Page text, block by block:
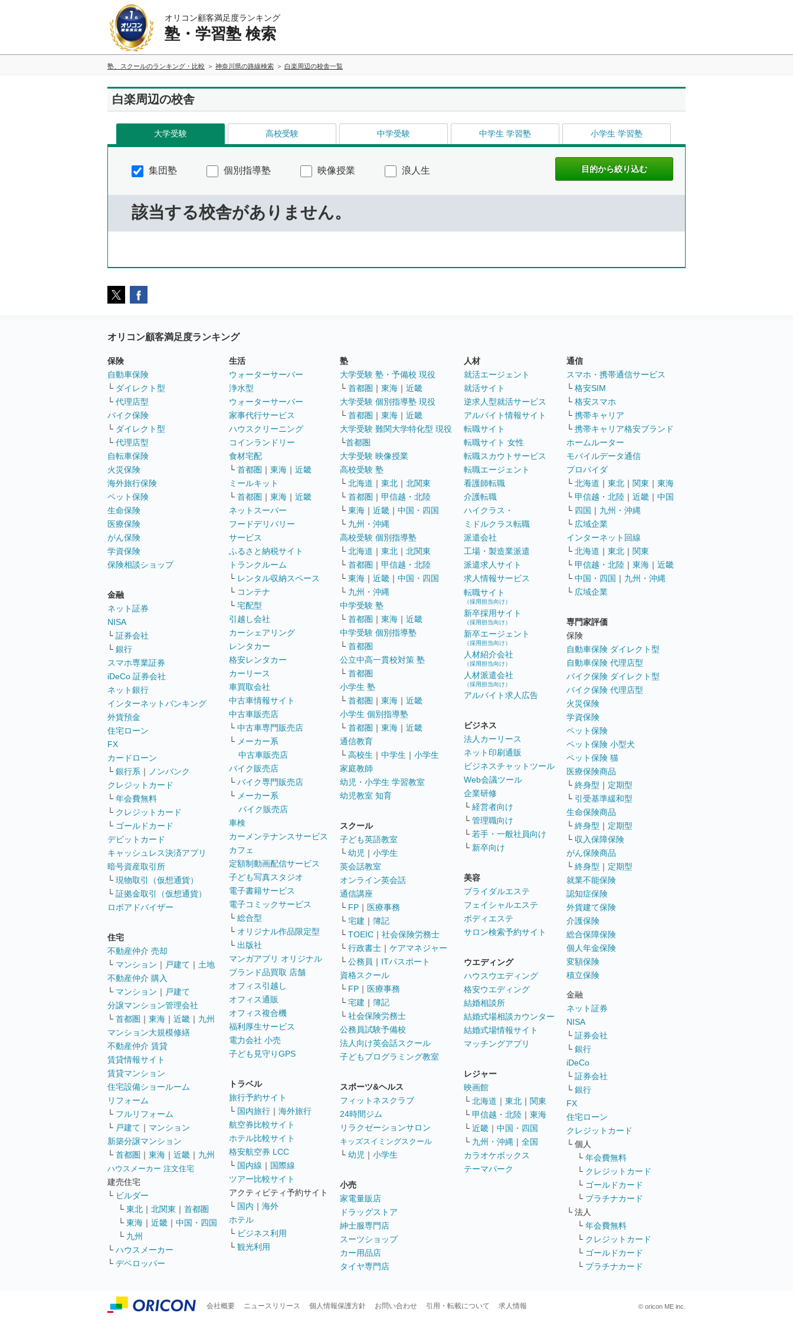
オリコン顧客満足度ランキング
塾・学習塾 検索
塾、スクールのランキング・比較 神奈川県の路線検索 白楽周辺の校舎一覧
白楽周辺の校舎
大学受験 高校受験 中学受験 中学生 学習塾 小学生 学習塾
集団塾 個別指導塾 映像授業 浪人生
該当する校舎がありません。
オリコン顧客満足度ランキング
保険
自動車保険
└ ダイレクト型
└ 代理店型
バイク保険
└ ダイレクト型
└ 代理店型
自転車保険
火災保険
海外旅行保険
ペット保険
生命保険
医療保険
がん保険
学資保険
保険相談ショップ
金融
ネット証券
NISA
└ 証券会社
└ 銀行
スマホ専業証券
iDeCo 証券会社
ネット銀行
インターネットバンキング
外貨預金
住宅ローン
FX
カードローン
└ 銀行系 ｜
ノンバンク
クレジットカード
└ 年会費無料
└ クレジットカード
└ ゴールドカード
デビットカード
キャッシュレス決済アプリ
暗号資産取引所
└ 現物取引（仮想通貨）
└ 証拠金取引（仮想通貨）
ロボアドバイザー
住宅
不動産仲介 売却
└ マンション ｜ 戸建て ｜ 土地
不動産仲介 購入
└ マンション ｜ 戸建て
分譲マンション管理会社
└ 首都圏 ｜ 東海 ｜ 近畿 ｜ 九州
マンション大規模修繕
不動産仲介 賃貸
賃貸情報サイト
賃貸マンション
住宅設備ショールーム
リフォーム
└ フルリフォーム
└ 戸建て ｜ マンション
新築分譲マンション
└ 首都圏 ｜ 東海 ｜ 近畿 ｜ 九州
ハウスメーカー 注文住宅
建売住宅
└ ビルダー
└ 東北 ｜ 北関東 ｜ 首都圏
└ 東海 ｜ 近畿 ｜ 中国・四国
└ 九州
└ ハウスメーカー
└ デベロッパー
生活
ウォーターサーバー
浄水型
ウォーターサーバー
家事代行サービス
ハウスクリーニング
コインランドリー
食材宅配
└ 首都圏 ｜ 東海 ｜ 近畿
ミールキット
└ 首都圏 ｜ 東海 ｜ 近畿
ネットスーパー
フードデリバリー
サービス
ふるさと納税サイト
トランクルーム
└ レンタル収納スペース
└ コンテナ
└ 宅配型
引越し会社
カーシェアリング
レンタカー
格安レンタカー
カーリース
車買取会社
中古車情報サイト
中古車販売店
└ 中古車専門販売店
└ メーカー系
中古車販売店
バイク販売店
└ バイク専門販売店
└ メーカー系
バイク販売店
車検
カーメンテナンスサービス
カフェ
定額制動画配信サービス
子ども写真スタジオ
電子書籍サービス
電子コミックサービス
└ 総合型
└ オリジナル作品限定型
└ 出版社
マンガアプリ オリジナル
ブランド品買取 店舗
オフィス引越し
オフィス通販
オフィス複合機
福利厚生サービス
電力会社 小売
子ども見守りGPS
トラベル
旅行予約サイト
└ 国内旅行 ｜ 海外旅行
航空券比較サイト
ホテル比較サイト
格安航空券 LCC
└ 国内線 ｜ 国際線
ツアー比較サイト
アクティビティ予約サイト
└ 国内 ｜ 海外
ホテル
└ ビジネス利用
└ 観光利用
塾
大学受験 塾・予備校 現役
└ 首都圏 ｜ 東海 ｜ 近畿
大学受験 個別指導塾 現役
└ 首都圏 ｜ 東海 ｜ 近畿
大学受験 難関大学特化型 現役
└首都圏
大学受験 映像授業
高校受験 塾
└ 北海道 ｜ 東北 ｜ 北関東
└ 首都圏 ｜ 甲信越・北陸
└ 東海 ｜ 近畿 ｜ 中国・四国
└ 九州・沖縄
高校受験 個別指導塾
└ 北海道 ｜ 東北 ｜ 北関東
└ 首都圏 ｜ 甲信越・北陸
└ 東海 ｜ 近畿 ｜ 中国・四国
└ 九州・沖縄
中学受験 塾
└ 首都圏 ｜ 東海 ｜ 近畿
中学受験 個別指導塾
└ 首都圏
公立中高一貫校対策 塾
└ 首都圏
小学生 塾
└ 首都圏 ｜ 東海 ｜ 近畿
小学生 個別指導塾
└ 首都圏 ｜ 東海 ｜ 近畿
通信教育
└ 高校生 ｜ 中学生 ｜ 小学生
家庭教師
幼児・小学生 学習教室
幼児教室 知育
スクール
子ども英語教室
└ 幼児 ｜ 小学生
英会話教室
オンライン英会話
通信講座
└ FP ｜ 医療事務
└ 宅建 ｜ 簿記
└ TOEIC ｜ 社会保険労務士
└ 行政書士 ｜ ケアマネジャー
└ 公務員 ｜ ITパスポート
資格スクール
└ FP ｜ 医療事務
└ 宅建 ｜ 簿記
└ 社会保険労務士
公務員試験予備校
法人向け英会話スクール
子どもプログラミング教室
スポーツ&ヘルス
フィットネスクラブ
24時間ジム
リラクゼーションサロン
キッズスイミングスクール
└ 幼児 ｜ 小学生
小売
家電量販店
ドラッグストア
紳士服専門店
スーツショップ
カー用品店
タイヤ専門店
人材
就活エージェント
就活サイト
逆求人型就活サービス
アルバイト情報サイト
転職サイト
転職サイト 女性
転職スカウトサービス
転職エージェント
看護師転職
介護転職
ハイクラス・
ミドルクラス転職
派遣会社
工場・製造業派遣
派遣求人サイト
求人情報サービス
転職サイト
（採用担当向け）
新卒採用サイト
（採用担当向け）
新卒エージェント
（採用担当向け）
人材紹介会社
（採用担当向け）
人材派遣会社
（採用担当向け）
アルバイト求人広告
ビジネス
法人カーリース
ネット印刷通販
ビジネスチャットツール
Web会議ツール
企業研修
└ 経営者向け
└ 管理職向け
└ 若手・一般社員向け
└ 新卒向け
美容
ブライダルエステ
フェイシャルエステ
ボディエステ
サロン検索予約サイト
ウエディング
ハウスウエディング
格安ウエディング
結婚相談所
結婚式場相談カウンター
結婚式場情報サイト
マッチングアプリ
レジャー
映画館
└ 北海道 ｜ 東北 ｜ 関東
└ 甲信越・北陸 ｜ 東海
└ 近畿 ｜ 中国・四国
└ 九州・沖縄 ｜ 全国
カラオケボックス
テーマパーク
通信
スマホ・携帯通信サービス
└ 格安SIM
└ 格安スマホ
└ 携帯キャリア
└ 携帯キャリア格安ブランド
ホームルーター
モバイルデータ通信
プロバイダ
└ 北海道 ｜ 東北 ｜ 関東 ｜ 東海
└ 甲信越・北陸 ｜ 近畿 ｜ 中国
└ 四国 ｜ 九州・沖縄
└ 広域企業
インターネット回線
└ 北海道 ｜ 東北 ｜ 関東
└ 甲信越・北陸 ｜ 東海 ｜ 近畿
└ 中国・四国 ｜ 九州・沖縄
└ 広域企業
専門家評価
保険
自動車保険 ダイレクト型
自動車保険 代理店型
バイク保険 ダイレクト型
バイク保険 代理店型
火災保険
学資保険
ペット保険
ペット保険 小型犬
ペット保険 猫
医療保険商品
└ 終身型 ｜ 定期型
└ 引受基準緩和型
生命保険商品
└ 終身型 ｜ 定期型
└ 収入保障保険
がん保険商品
└ 終身型 ｜ 定期型
就業不能保険
認知症保険
外貨建て保険
介護保険
総合保障保険
個人年金保険
変額保険
積立保険
金融
ネット証券
NISA
└ 証券会社
└ 銀行
iDeCo
└ 証券会社
└ 銀行
FX
住宅ローン
クレジットカード
└ 個人
└ 年会費無料
└ クレジットカード
└ ゴールドカード
└ プラチナカード
└ 法人
└ 年会費無料
└ クレジットカード
└ ゴールドカード
└ プラチナカード
会社概要 ニュースリリース 個人情報保護方針 お問い合わせ 引用・転載について 求人情報 © oricon ME inc.